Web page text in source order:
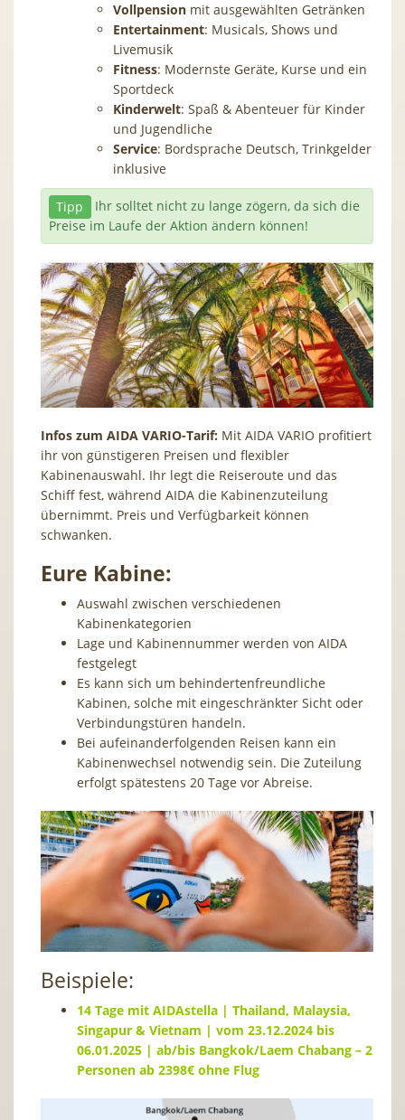
Vollpension mit ausgewählten Getränken
Entertainment: Musicals, Shows und
Livemusik
Fitness: Modernste Geräte, Kurse und ein
Sportdeck
Kinderwelt: Spaß & Abenteuer für Kinder
und Jugendliche
Service: Bordsprache Deutsch, Trinkgelder
inklusive
Tipp
Ihr solltet nicht zu lange zögern, da sich die
Preise im Laufe der Aktion ändern können!
Infos zum AIDA VARIO-Tarif: Mit AIDA VARIO profitiert
ihr von günstigeren Preisen und flexibler
Kabinenauswahl. Ihr legt die Reiseroute und das
Schiff fest, während AIDA die Kabinenzuteilung
übernimmt. Preis und Verfügbarkeit können
schwanken.
Eure Kabine:
Auswahl zwischen verschiedenen
Kabinenkategorien
Lage und Kabinennummer werden von AIDA
festgelegt
Es kann sich um behindertenfreundliche
Kabinen, solche mit eingeschränkter Sicht oder
Verbindungstüren handeln.
Bei aufeinanderfolgenden Reisen kann ein
Kabinenwechsel notwendig sein. Die Zuteilung
erfolgt spätestens 20 Tage vor Abreise.
Beispiele:
14 Tage mit AIDAstella | Thailand, Malaysia,
Singapur & Vietnam | vom 23.12.2024 bis
06.01.2025 | ab/bis Bangkok/Laem Chabang – 2
Personen ab 2398€ ohne Flug